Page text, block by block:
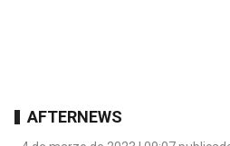
AFTERNEWS